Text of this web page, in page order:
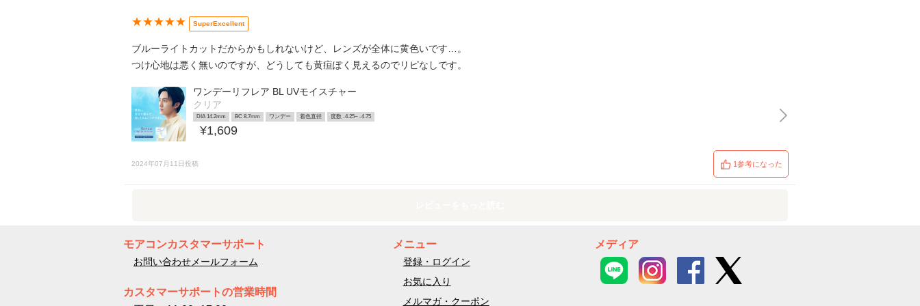
★★★★★ SuperExcellent
ブルーライトカットだからかもしれないけど、レンズが全体に黄色いです…。
つけ心地は悪く無いのですが、どうしても黄疸ぽく見えるのでリピなしです。
ワンデーリフレア BL UVモイスチャー
クリア
DIA 14.2mm BC 8.7mm ワンデー 着色直径 度数 -4.25~ -4.75
¥1,609
2024年07月11日投稿 1参考になった
モアコンカスタマーサポート
お問い合わせメールフォーム
カスタマーサポートの営業時間
メニュー
登録・ログイン
お気に入り
メルマガ・クーポン
メディア